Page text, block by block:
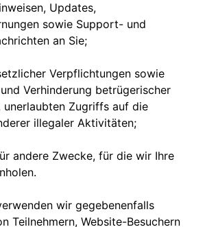
Updates,
sowie Support- und
an Sie;
Verpflichtungen sowie
Verhinderung betrügerischer
unerlaubten Zugriffs auf die
illegaler Aktivitäten;
andere Zwecke, für die wir Ihre
wir gegebenenfalls
Teilnehmern, Website-Besuchern